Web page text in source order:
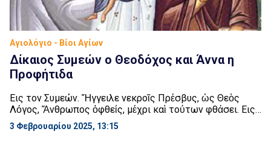
Αγιολόγιο - Βίοι Αγίων
Δίκαιος Συμεών ο Θεοδόχος και Άννα η
Προφήτιδα
Eις τον Συμεών. Ἤγγειλε νεκροῖς Πρέσβυς, ὡς Θεὸς
Λόγος, Ἄνθρωπος ὀφθείς, μέχρι καὶ τούτων φθάσει. Eις
την Άνναν. Οὐ γὰρ ἀπῆρεν ἡ Φανουὴλ θυγάτηρ, Ἕως ἐπ’
αὐτῆς τὸν Θεὸν εἶδε βρέφος. Τῇ τριτάτῃ δεσμοῖο βίαιο
3 Φεβρουαρίου 2025, 13:15